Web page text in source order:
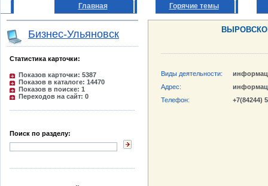
Главная Горячие темы
Бизнес-Ульяновск
Статистика карточки:
Показов карточки: 5387
Показов в каталоге: 14470
Показов в поиске: 1
Переходов на сайт: 0
Поиск по разделу:
Виды деятельности:
Адрес:
Телефон:
+7(84244)